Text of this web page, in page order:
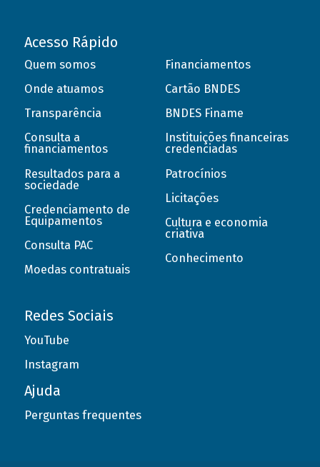
Acesso Rápido
Quem somos
Onde atuamos
Transparência
Consulta a
financiamentos
Resultados para a
sociedade
Credenciamento de
Equipamentos
Consulta PAC
Moedas contratuais
Financiamentos
Cartão BNDES
BNDES Finame
Instituições financeiras
credenciadas
Patrocínios
Licitações
Cultura e economia
criativa
Conhecimento
Redes Sociais
YouTube
Instagram
Ajuda
Perguntas frequentes